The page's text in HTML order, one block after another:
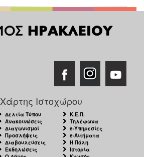
Χάρτης Ιστοχώρου
Δελτία Τύπου
Ανακοινώσεις
Διαγωνισμοί
Προσλήψεις
Διαβουλεύσεις
Εκδηλώσεις
Κ.Ε.Π.
Τηλέφωνα
e-Υπηρεσίες
e-Αιτήματα
Η Πόλη
Ιστορία